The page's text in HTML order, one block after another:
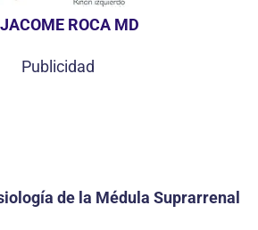
ROCA MD
Publicidad
de la Médula Suprarrenal